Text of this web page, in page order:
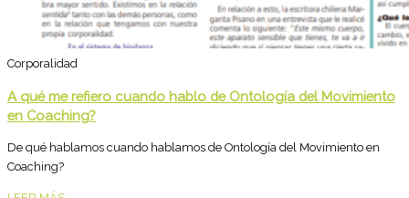
Corporalidad
A qué me refiero cuando hablo de Ontología del Movimiento
en Coaching?
De qué hablamos cuando hablamos de Ontología del Movimiento en
Coaching?